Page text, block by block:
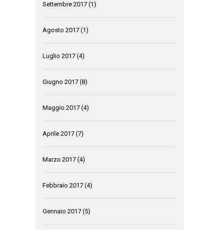
Settembre 2017 (1)
Agosto 2017 (1)
Luglio 2017 (4)
Giugno 2017 (8)
Maggio 2017 (4)
Aprile 2017 (7)
Marzo 2017 (4)
Febbraio 2017 (4)
Gennaio 2017 (5)